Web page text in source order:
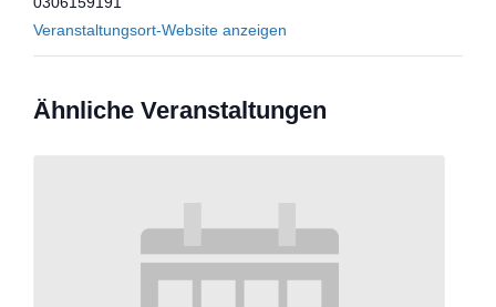
Veranstaltungsort-Website anzeigen
Ähnliche Veranstaltungen